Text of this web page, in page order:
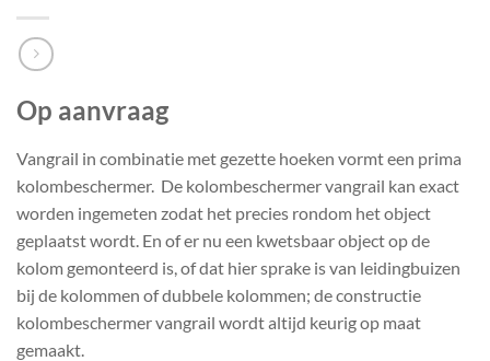
Op aanvraag
Vangrail in combinatie met gezette hoeken vormt een prima
kolombeschermer. De kolombeschermer vangrail kan exact
worden ingemeten zodat het precies rondom het object
geplaatst wordt. En of er nu een kwetsbaar object op de
kolom gemonteerd is, of dat hier sprake is van leidingbuizen
bij de kolommen of dubbele kolommen; de constructie
kolombeschermer vangrail wordt altijd keurig op maat
gemaakt.